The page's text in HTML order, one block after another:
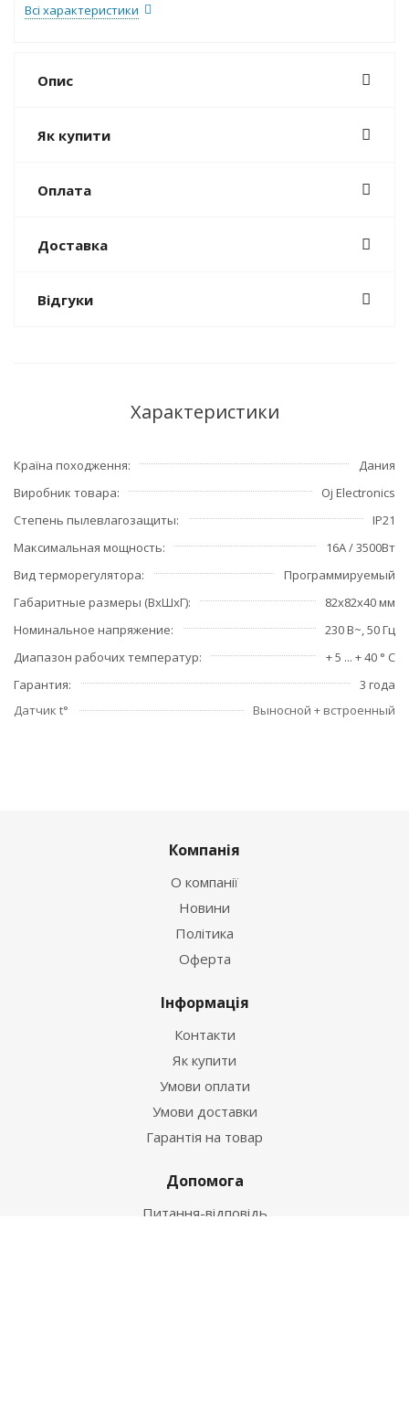
Всі характеристики
Опис
Як купити
Оплата
Доставка
Відгуки
Характеристики
Країна походження
Дания
Виробник товара
Oj Electronics
Степень пылевлагозащиты
IP21
Максимальная мощность
16А / 3500Вт
Вид терморегулятора
Программируемый
Габаритные размеры (ВхШхГ)
82х82х40 мм
Номинальное напряжение
230 В~, 50 Гц
Диапазон рабочих температур
+ 5 ... + 40 ° С
Гарантия
3 года
Датчик t°
Выносной + встроенный
Компанія
О компанії
Новини
Політика
Оферта
Інформація
Контакти
Як купити
Умови оплати
Умови доставки
Гарантія на товар
Допомога
Питання-відповідь